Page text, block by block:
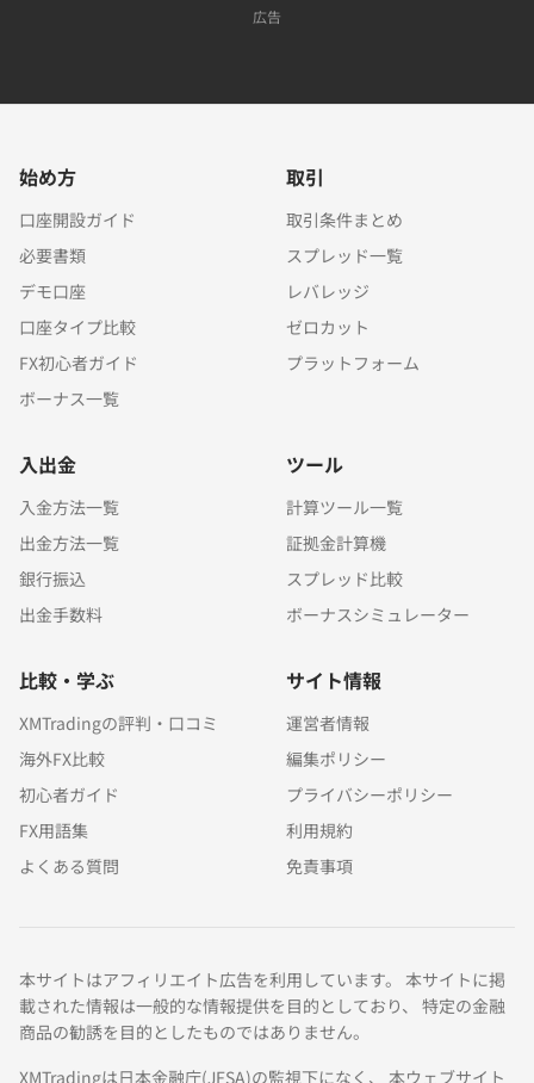
広告
始め方
口座開設ガイド
必要書類
デモ口座
口座タイプ比較
FX初心者ガイド
ボーナス一覧
取引
取引条件まとめ
スプレッド一覧
レバレッジ
ゼロカット
プラットフォーム
入出金
入金方法一覧
出金方法一覧
銀行振込
出金手数料
ツール
計算ツール一覧
証拠金計算機
スプレッド比較
ボーナスシミュレーター
比較・学ぶ
XMTradingの評判・口コミ
海外FX比較
初心者ガイド
FX用語集
よくある質問
サイト情報
運営者情報
編集ポリシー
プライバシーポリシー
利用規約
免責事項
本サイトはアフィリエイト広告を利用しています。 本サイトに掲
載された情報は一般的な情報提供を目的としており、 特定の金融
商品の勧誘を目的としたものではありません。
XMTradingは日本金融庁(JFSA)の監視下になく、 本ウェブサイト